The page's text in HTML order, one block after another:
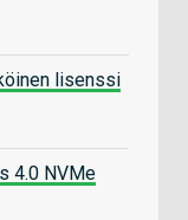
lisenssi
4.0 NVMe